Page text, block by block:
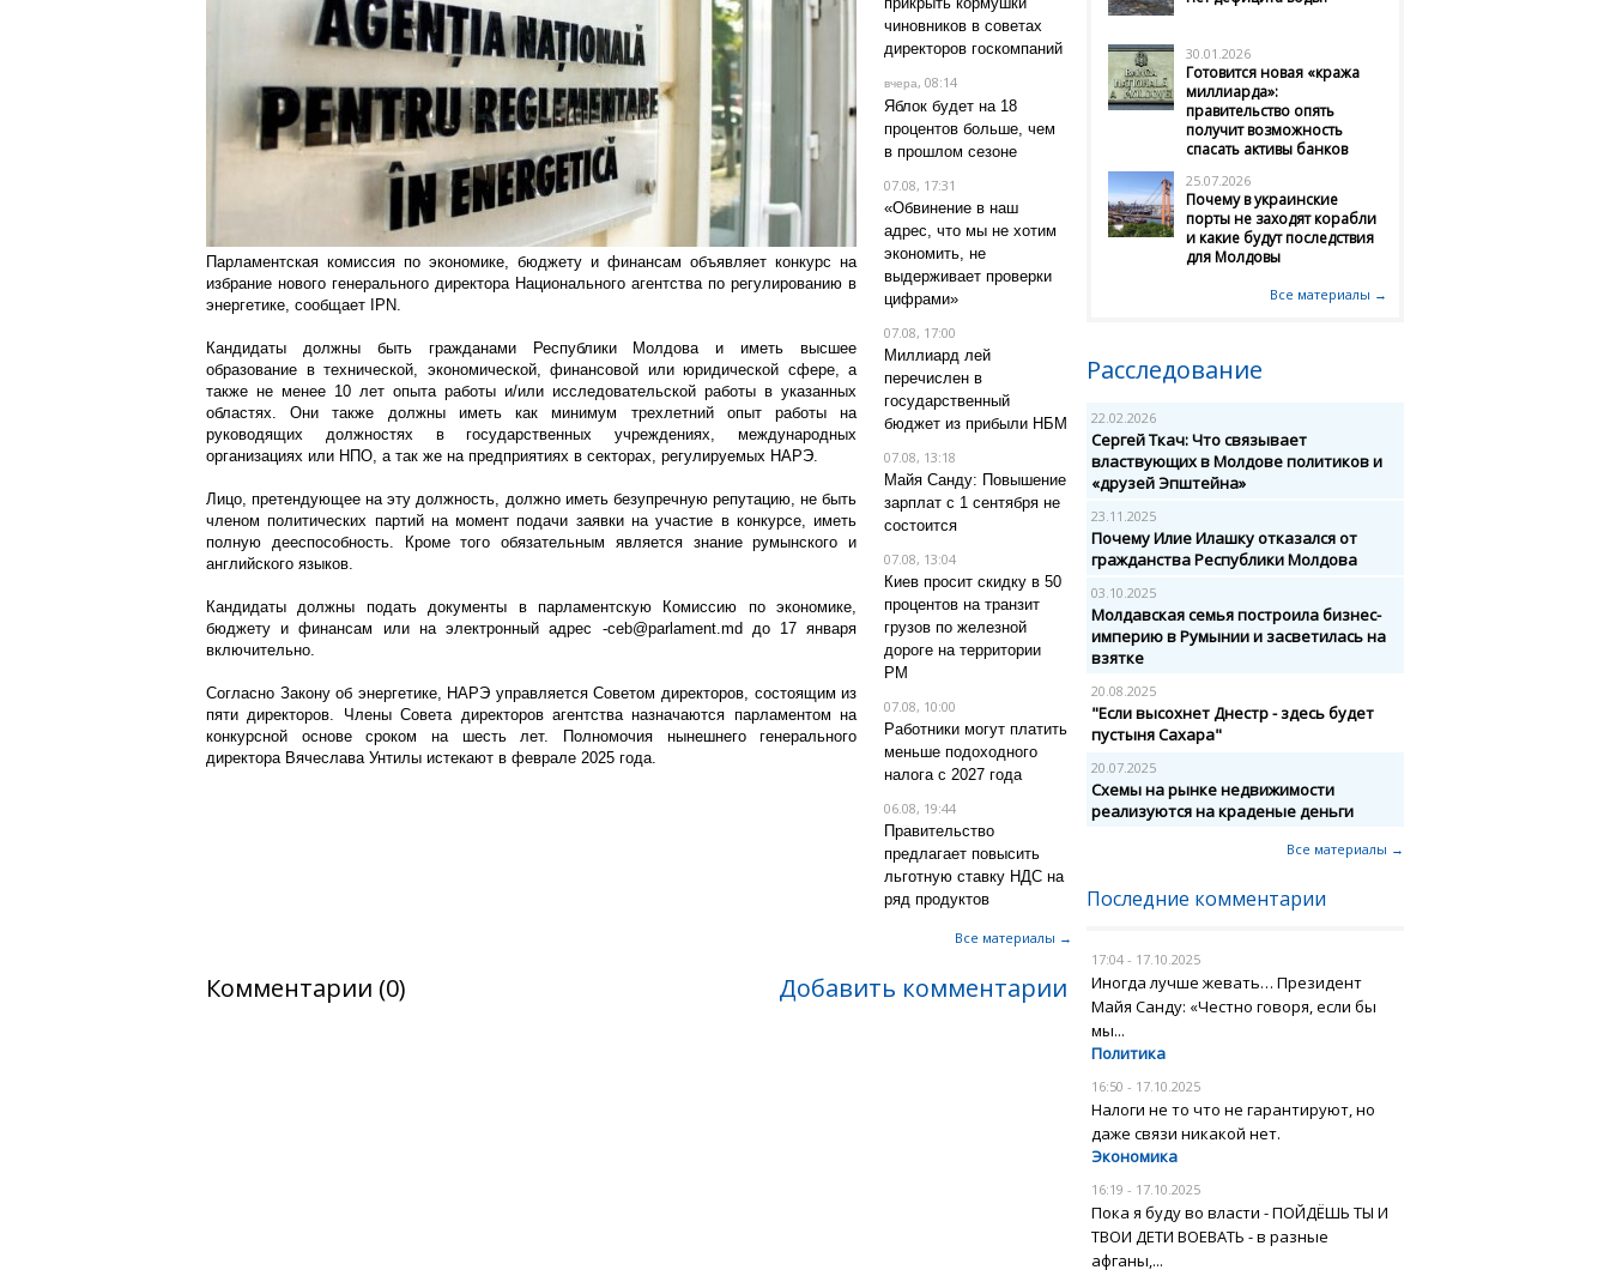
Парламентская комиссия по экономике, бюджету и финансам объявляет конкурс на
избрание нового генерального директора Национального агентства по регулированию в
энергетике, сообщает IPN.
Кандидаты должны быть гражданами Республики Молдова и иметь высшее
образование в технической, экономической, финансовой или юридической сфере, а
также не менее 10 лет опыта работы и/или исследовательской работы в указанных
областях. Они также должны иметь как минимум трехлетний опыт работы на
руководящих должностях в государственных учреждениях, международных
организациях или НПО, а так же на предприятиях в секторах, регулируемых НАРЭ.
Лицо, претендующее на эту должность, должно иметь безупречную репутацию, не быть
членом политических партий на момент подачи заявки на участие в конкурсе, иметь
полную дееспособность. Кроме того обязательным является знание румынского и
английского языков.
Кандидаты должны подать документы в парламентскую Комиссию по экономике,
бюджету и финансам или на электронный адрес -ceb@parlament.md до 17 января
включительно.
Согласно Закону об энергетике, НАРЭ управляется Советом директоров, состоящим из
пяти директоров. Члены Совета директоров агентства назначаются парламентом на
конкурсной основе сроком на шесть лет. Полномочия нынешнего генерального
директора Вячеслава Унтилы истекают в феврале 2025 года.
чиновников в советах
директоров госкомпаний
вчера, 08:14
Яблок будет на 18
процентов больше, чем
в прошлом сезоне
07.08, 17:31
«Обвинение в наш
адрес, что мы не хотим
экономить, не
выдерживает проверки
цифрами»
07.08, 17:00
Миллиард лей
перечислен в
государственный
бюджет из прибыли НБМ
07.08, 13:18
Майя Санду: Повышение
зарплат с 1 сентября не
состоится
07.08, 13:04
Киев просит скидку в 50
процентов на транзит
грузов по железной
дороге на территории
РМ
07.08, 10:00
Работники могут платить
меньше подоходного
налога с 2027 года
06.08, 19:44
Правительство
предлагает повысить
льготную ставку НДС на
ряд продуктов
Все материалы →
Комментарии (0) Добавить комментарии
30.01.2026
Готовится новая «кража
миллиарда»:
правительство опять
получит возможность
спасать активы банков
25.07.2026
Почему в украинские
порты не заходят корабли
и какие будут последствия
для Молдовы
Все материалы →
Расследование
22.02.2026
Сергей Ткач: Что связывает
властвующих в Молдове политиков и
«друзей Эпштейна»
23.11.2025
Почему Илие Илашку отказался от
гражданства Республики Молдова
03.10.2025
Молдавская семья построила бизнес-
империю в Румынии и засветилась на
взятке
20.08.2025
"Если высохнет Днестр - здесь будет
пустыня Сахара"
20.07.2025
Схемы на рынке недвижимости
реализуются на краденые деньги
Все материалы →
Последние комментарии
17:04 - 17.10.2025
Иногда лучше жевать… Президент
Майя Санду: «Честно говоря, если бы
мы...
Политика
16:50 - 17.10.2025
Налоги не то что не гарантируют, но
даже связи никакой нет.
Экономика
16:19 - 17.10.2025
Пока я буду во власти - ПОЙДЁШЬ ТЫ И
ТВОИ ДЕТИ ВОЕВАТЬ - в разные
афганы,...